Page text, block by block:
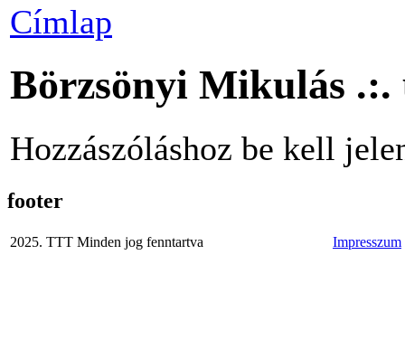
Címlap
Börzsönyi Mikulás .:.
Hozzászóláshoz be kell
footer
2025. TTT Minden jog fenntartva Impresszum